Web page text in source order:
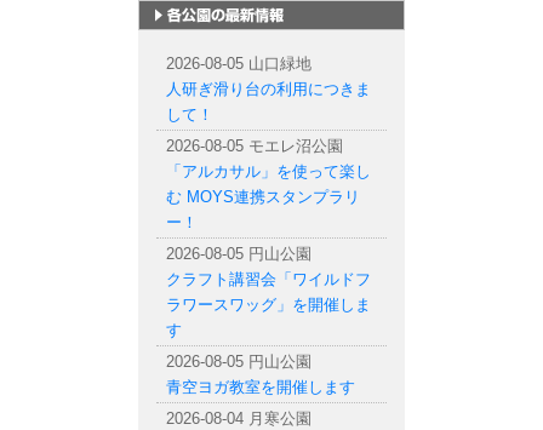
2026-08-05 山口緑地
人研ぎ滑り台の利用につきま
して！
2026-08-05 モエレ沼公園
「アルカサル」を使って楽し
む MOYS連携スタンプラリ
ー！
2026-08-05 円山公園
クラフト講習会「ワイルドフ
ラワースワッグ」を開催しま
す
2026-08-05 円山公園
青空ヨガ教室を開催します
2026-08-04 月寒公園